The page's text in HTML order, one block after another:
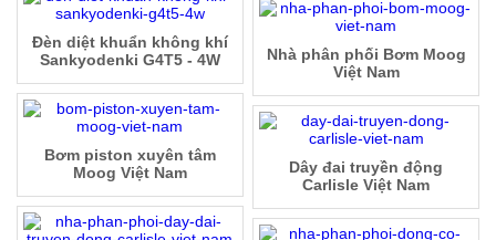
Đèn diệt khuẩn không khí
Sankyodenki G4T5 - 4W
Nhà phân phối Bơm Moog
Việt Nam
Bơm piston xuyên tâm
Moog Việt Nam
Dây đai truyền động
Carlisle Việt Nam